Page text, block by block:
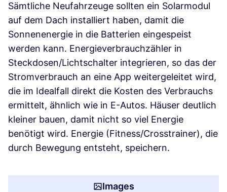
Sämtliche Neufahrzeuge sollten ein Solarmodul
auf dem Dach installiert haben, damit die
Sonnenenergie in die Batterien eingespeist
werden kann. Energieverbrauchzähler in
Steckdosen/Lichtschalter integrieren, so das der
Stromverbrauch an eine App weitergeleitet wird,
die im Idealfall direkt die Kosten des Verbrauchs
ermittelt, ähnlich wie in E-Autos. Häuser deutlich
kleiner bauen, damit nicht so viel Energie
benötigt wird. Energie (Fitness/Crosstrainer), die
durch Bewegung entsteht, speichern.
Images